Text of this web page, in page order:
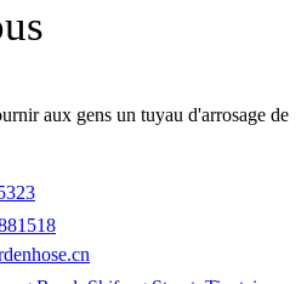
aux gens un tuyau d'arrosage de